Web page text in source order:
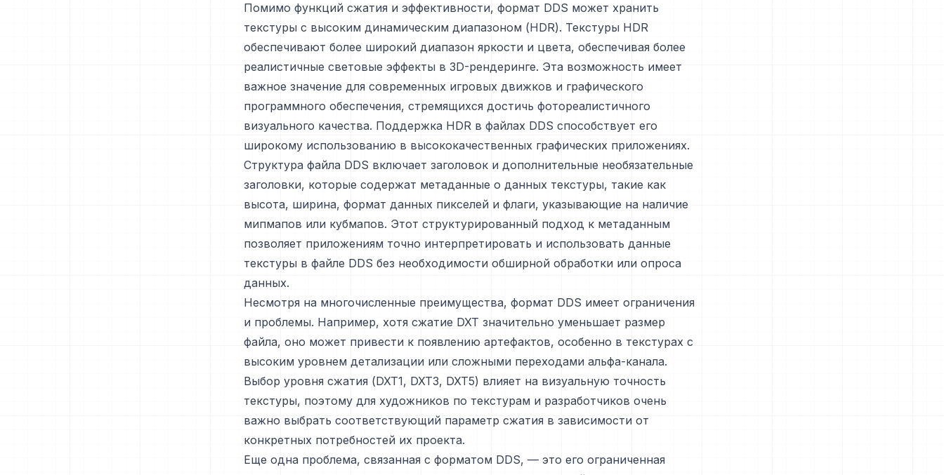
Помимо функций сжатия и эффективности, формат DDS может хранить
текстуры с высоким динамическим диапазоном (HDR). Текстуры HDR
обеспечивают более широкий диапазон яркости и цвета, обеспечивая более
реалистичные световые эффекты в 3D-рендеринге. Эта возможность имеет
важное значение для современных игровых движков и графического
программного обеспечения, стремящихся достичь фотореалистичного
визуального качества. Поддержка HDR в файлах DDS способствует его
широкому использованию в высококачественных графических приложениях.
Структура файла DDS включает заголовок и дополнительные необязательные
заголовки, которые содержат метаданные о данных текстуры, такие как
высота, ширина, формат данных пикселей и флаги, указывающие на наличие
мипмапов или кубмапов. Этот структурированный подход к метаданным
позволяет приложениям точно интерпретировать и использовать данные
текстуры в файле DDS без необходимости обширной обработки или опроса
данных.
Несмотря на многочисленные преимущества, формат DDS имеет ограничения
и проблемы. Например, хотя сжатие DXT значительно уменьшает размер
файла, оно может привести к появлению артефактов, особенно в текстурах с
высоким уровнем детализации или сложными переходами альфа-канала.
Выбор уровня сжатия (DXT1, DXT3, DXT5) влияет на визуальную точность
текстуры, поэтому для художников по текстурам и разработчиков очень
важно выбрать соответствующий параметр сжатия в зависимости от
конкретных потребностей их проекта.
Еще одна проблема, связанная с форматом DDS, — это его ограниченная